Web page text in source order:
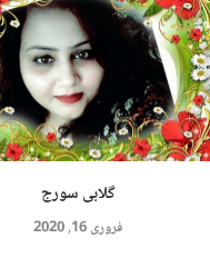
گلابی سورج
فروری 16, 2020